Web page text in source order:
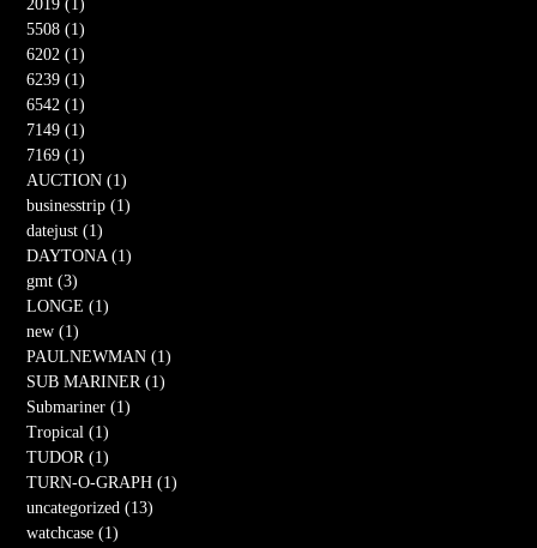
2019 (1)
5508 (1)
6202 (1)
6239 (1)
6542 (1)
7149 (1)
7169 (1)
AUCTION (1)
businesstrip (1)
datejust (1)
DAYTONA (1)
gmt (3)
LONGE (1)
new (1)
PAULNEWMAN (1)
SUB MARINER (1)
Submariner (1)
Tropical (1)
TUDOR (1)
TURN-O-GRAPH (1)
uncategorized (13)
watchcase (1)